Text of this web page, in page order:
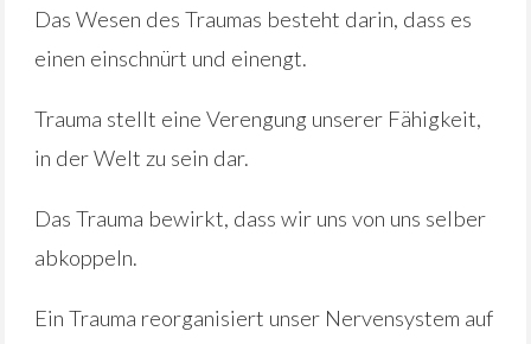
Das Wesen des Traumas besteht darin, dass es
einen einschnürt und einengt.
Trauma stellt eine Verengung unserer Fähigkeit,
in der Welt zu sein dar.
Das Trauma bewirkt, dass wir uns von uns selber
abkoppeln.
Ein Trauma reorganisiert unser Nervensystem auf